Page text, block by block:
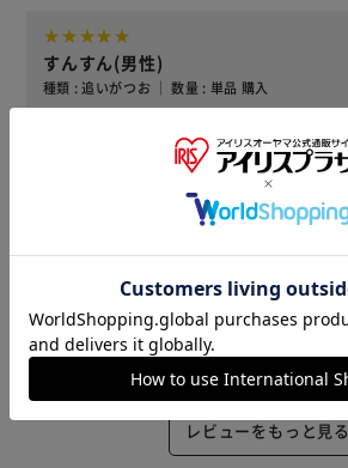
すんすん(男性)
種類 : 追いがつお ｜ 数量 : 単品 購入
まさまさ(男性)
種類 : 追いがつお ｜ 数量 : 単品 購入
美味しいです。
レビューをもっと見る